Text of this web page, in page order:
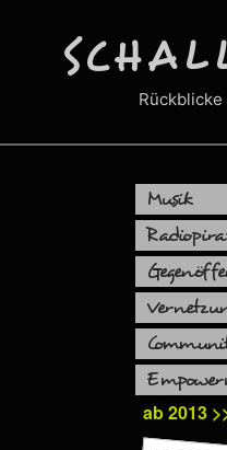
Musik
ab 2013